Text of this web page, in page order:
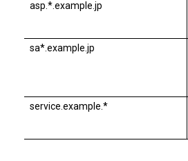
asp.*.example.jp
sa*.example.jp
service.example.*